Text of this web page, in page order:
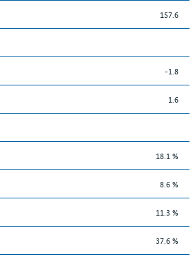
157.6
-1.8
1.6
18.1 %
8.6 %
11.3 %
37.6 %